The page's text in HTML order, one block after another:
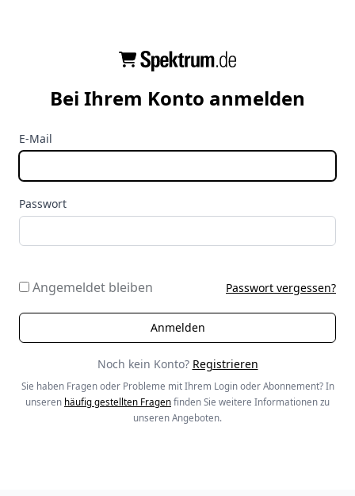
Bei Ihrem Konto anmelden
E-Mail
Passwort
Angemeldet bleiben Passwort vergessen?
Noch kein Konto? Registrieren
Sie haben Fragen oder Probleme mit Ihrem Login oder Abonnement? In
unseren häufig gestellten Fragen finden Sie weitere Informationen zu
unseren Angeboten.